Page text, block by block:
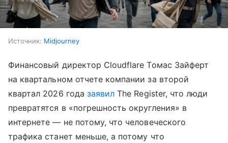
Источник: Midjourney
Финансовый директор Cloudflare Томас Зайферт
на квартальном отчете компании за второй
квартал 2026 года заявил The Register, что люди
превратятся в «погрешность округления» в
интернете — не потому, что человеческого
трафика станет меньше, а потому что